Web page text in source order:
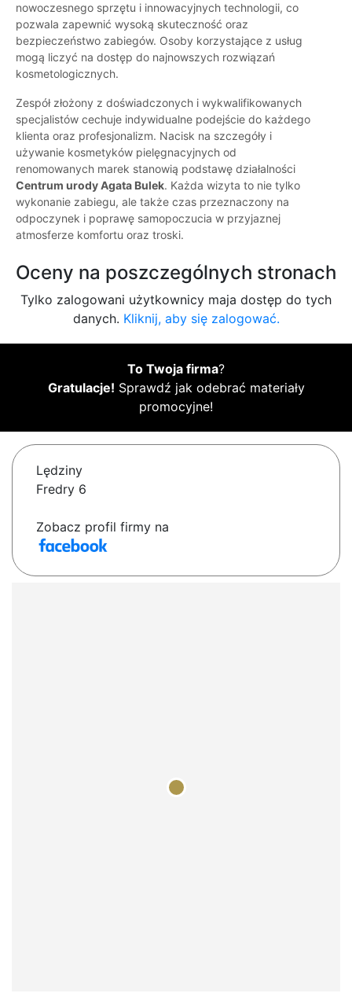
nowoczesnego sprzętu i innowacyjnych technologii, co
pozwala zapewnić wysoką skuteczność oraz
bezpieczeństwo zabiegów. Osoby korzystające z usług
mogą liczyć na dostęp do najnowszych rozwiązań
kosmetologicznych.
Zespół złożony z doświadczonych i wykwalifikowanych
specjalistów cechuje indywidualne podejście do każdego
klienta oraz profesjonalizm. Nacisk na szczegóły i
używanie kosmetyków pielęgnacyjnych od
renomowanych marek stanowią podstawę działalności
Centrum urody Agata Bulek. Każda wizyta to nie tylko
wykonanie zabiegu, ale także czas przeznaczony na
odpoczynek i poprawę samopoczucia w przyjaznej
atmosferze komfortu oraz troski.
Oceny na poszczególnych stronach
Tylko zalogowani użytkownicy maja dostęp do tych
danych. Kliknij, aby się zalogować.
To Twoja firma?
Gratulacje! Sprawdź jak odebrać materiały
promocyjne!
Lędziny
Fredry 6
Zobacz profil firmy na